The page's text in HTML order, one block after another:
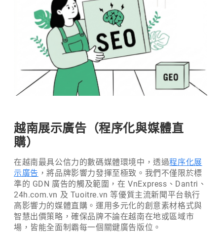
越南展示廣告（程序化與媒體直
購）
在越南最具公信力的數碼媒體環境中，透過程序化展
示廣告 ，將品牌影響力發揮至極致。我們不僅限於標
準的 GDN 廣告的觸及範圍，在 VnExpress、Dantri、
24h.com.vn 及 Tuoitre.vn 等優質主流新聞平台執行
高影響力的媒體直購。運用多元化的創意素材格式與
智慧出價策略，確保品牌不論在越南在地或區域市
場，皆能全面制霸每一個關鍵廣告版位。